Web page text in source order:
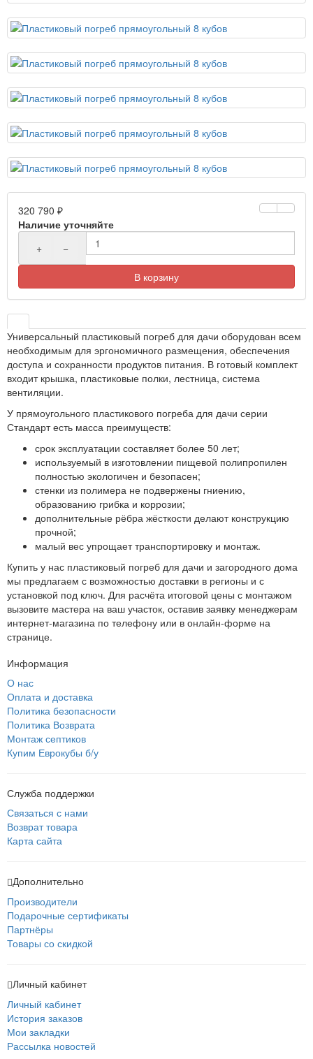
320 790 ₽
Наличие уточняйте
+
−
В корзину
Универсальный пластиковый погреб для дачи оборудован всем
необходимым для эргономичного размещения, обеспечения
доступа и сохранности продуктов питания. В готовый комплект
входит крышка, пластиковые полки, лестница, система
вентиляции.
У прямоугольного пластикового погреба для дачи серии
Стандарт есть масса преимуществ:
срок эксплуатации составляет более 50 лет;
используемый в изготовлении пищевой полипропилен
полностью экологичен и безопасен;
стенки из полимера не подвержены гниению,
образованию грибка и коррозии;
дополнительные рёбра жёсткости делают конструкцию
прочной;
малый вес упрощает транспортировку и монтаж.
Купить у нас пластиковый погреб для дачи и загородного дома
мы предлагаем с возможностью доставки в регионы и с
установкой под ключ. Для расчёта итоговой цены с монтажом
вызовите мастера на ваш участок, оставив заявку менеджерам
интернет-магазина по телефону или в онлайн-форме на
странице.
Информация
О нас
Оплата и доставка
Политика безопасности
Политика Возврата
Монтаж септиков
Купим Еврокубы б/у
Служба поддержки
Связаться с нами
Возврат товара
Карта сайта
Дополнительно
Производители
Подарочные сертификаты
Партнёры
Товары со скидкой
Личный кабинет
Личный кабинет
История заказов
Мои закладки
Рассылка новостей